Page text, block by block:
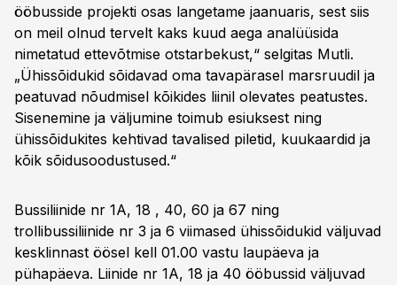
ööbusside projekti osas langetame jaanuaris, sest siis
on meil olnud tervelt kaks kuud aega analüüsida
nimetatud ettevõtmise otstarbekust,“ selgitas Mutli.
„Ühissõidukid sõidavad oma tavapärasel marsruudil ja
peatuvad nõudmisel kõikides liinil olevates peatustes.
Sisenemine ja väljumine toimub esiuksest ning
ühissõidukites kehtivad tavalised piletid, kuukaardid ja
kõik sõidusoodustused.“
Bussiliinide nr 1A, 18 , 40, 60 ja 67 ning
trollibussiliinide nr 3 ja 6 viimased ühissõidukid väljuvad
kesklinnast öösel kell 01.00 vastu laupäeva ja
pühapäeva. Liinide nr 1A, 18 ja 40 ööbussid väljuvad